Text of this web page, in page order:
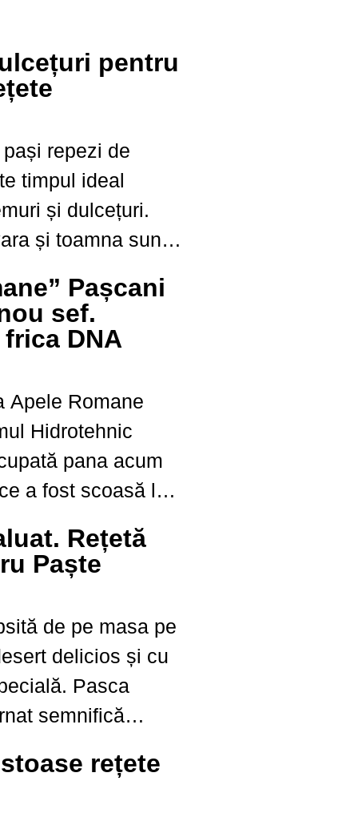
pentru
repezi de
timpul ideal
și dulcețuri.
și toamna sunt
dar se pot folosi
Pașcani
sef.
DNA
Apele Romane
Hidrotehnic
pana acum
a fost scoasă la
de Apă
director
Rețetă
Paște
de pe masa pe
delicios și cu
Pasca
semnifică
Taină. Vărețete